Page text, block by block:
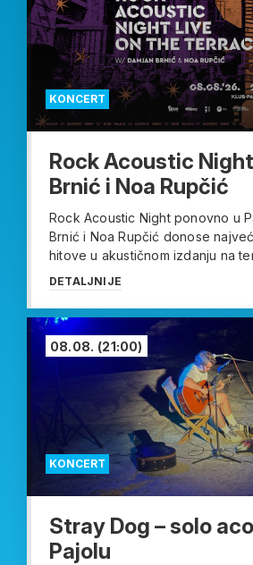
KONCERT
Rock Acoustic
Brnić i Noa Rupčić
Rock Acoustic Night ponovno u
Brnić i Noa Rupčić donose
hitove u akustičnom izdanju na
DETALJNIJE
KONCERT
08.08. (21:00)
Stray Dog – solo
Pajolu